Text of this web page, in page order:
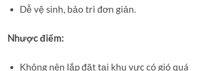
Dễ vệ sinh, bảo trì đơn giản.
Nhược điểm:
Không nên lắp đặt tại khu vực có gió quá